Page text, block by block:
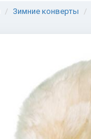
Зимние конверты